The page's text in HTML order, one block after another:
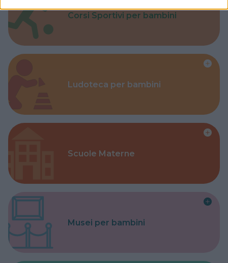
Corsi Sportivi per bambini
Ludoteca per bambini
Scuole Materne
Musei per bambini